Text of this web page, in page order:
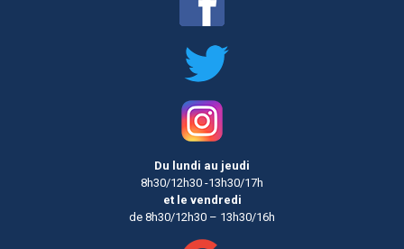
Du lundi au jeudi
8h30/12h30 -13h30/17h
et le vendredi
de 8h30/12h30 – 13h30/16h